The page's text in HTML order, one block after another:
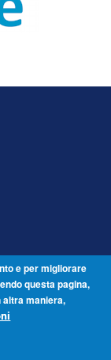
Periodico telematico
– ISSN 2421-2466
Venezia - Italia -
e per migliorare
questa pagina,
altra maniera,